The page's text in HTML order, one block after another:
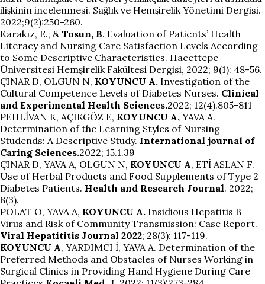
ilişkinin incelenmesi. Sağlık ve Hemşirelik Yönetimi Dergisi.
2022;9(2):250-260.
Karakız, E., &Tosun, B. Evaluation of Patients’ Health
Literacy and Nursing Care Satisfaction Levels According
to Some Descriptive Characteristics. Hacettepe
Üniversitesi Hemşirelik Fakültesi Dergisi, 2022; 9(1): 48-56.
ÇINAR D, OLGUN N, KOYUNCU A. Investigation of the
Cultural Competence Levels of Diabetes Nurses. Clinical
and Experimental Health Sciences.2022; 12(4).805-811
PEHLİVAN K, AÇIKGÖZ E, KOYUNCU A, YAVA A.
Determination of the Learning Styles of Nursing
Studends: A Descriptive Study. International journal of
Caring Sciences.2022; 15.1.39
ÇINAR D, YAVA A, OLGUN N, KOYUNCU A, ETİ ASLAN F.
Use of Herbal Products and Food Supplements of Type 2
Diabetes Patients. Health and Research Journal. 2022;
8(3).
POLAT O, YAVA A, KOYUNCU A. Insidious Hepatitis B
Virus and Risk of Community Transmission: Case Report.
Viral Hepatititis Journal 2022; 28(3): 117-119.
KOYUNCU A, YARDIMCI İ, YAVA A. Determination of the
Preferred Methods and Obstacles of Nurses Working in
Surgical Clinics in Providing Hand Hygiene During Care